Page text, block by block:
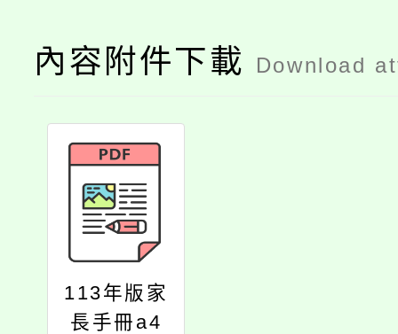
內容附件下載 Download
113年版家
長手冊a4